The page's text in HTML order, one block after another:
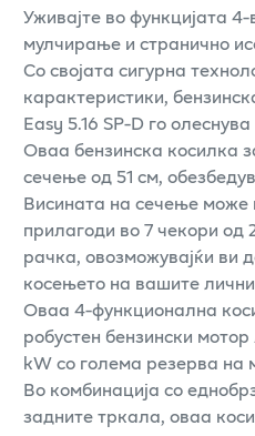
Уживајте во функцијата
мулчирање и странично
Со својата сигурна
карактеристики,
Easy 5.16 SP-D го
Оваа бензинска косилка
сечење од 51 см,
Висината на сечење може
прилагоди во 7 чекори од
рачка, овозможувајќи ви
косењето на вашите
Оваа 4-функционална
робустен бензински
kW со голема резерва на
Во комбинација со
задните тркала, оваа